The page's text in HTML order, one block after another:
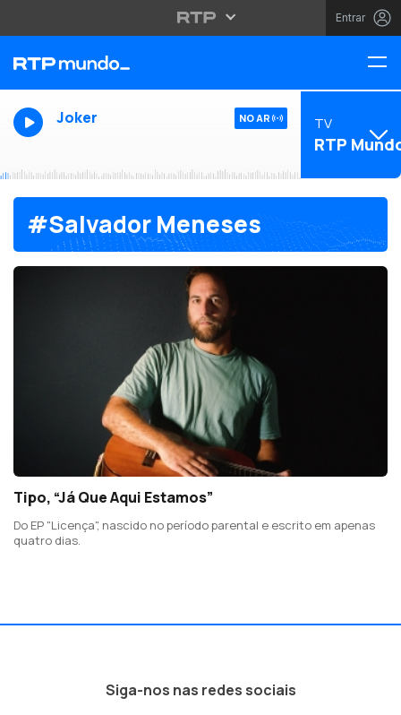
Entrar
Joker NO AR TV
RTP
#Salvador Meneses
Tipo, “Já Que Aqui Estamos”
Do EP "Licença", nascido no período parental e escrito em apenas
quatro dias.
Siga-nos nas redes sociais